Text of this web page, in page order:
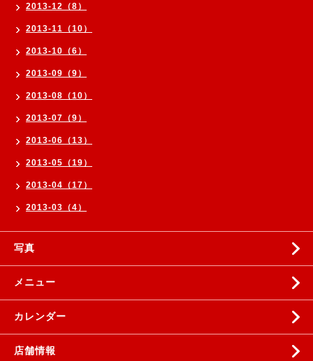
2013-12（8）
2013-11（10）
2013-10（6）
2013-09（9）
2013-08（10）
2013-07（9）
2013-06（13）
2013-05（19）
2013-04（17）
2013-03（4）
写真
メニュー
カレンダー
店舗情報